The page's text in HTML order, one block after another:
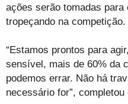
ações serão tomadas
tropeçando na competição.
“Estamos prontos para
sensível, mais de 60% da
podemos errar. Não há
necessário for”, completou